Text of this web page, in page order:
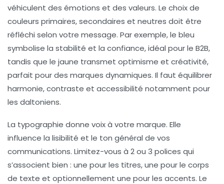
véhiculent des émotions et des valeurs. Le choix de
couleurs primaires, secondaires et neutres doit être
réfléchi selon votre message. Par exemple, le bleu
symbolise la stabilité et la confiance, idéal pour le B2B,
tandis que le jaune transmet optimisme et créativité,
parfait pour des marques dynamiques. Il faut équilibrer
harmonie, contraste et accessibilité notamment pour
les daltoniens.
La typographie donne voix à votre marque. Elle
influence la lisibilité et le ton général de vos
communications. Limitez-vous à 2 ou 3 polices qui
s’associent bien : une pour les titres, une pour le corps
de texte et optionnellement une pour les accents. Le